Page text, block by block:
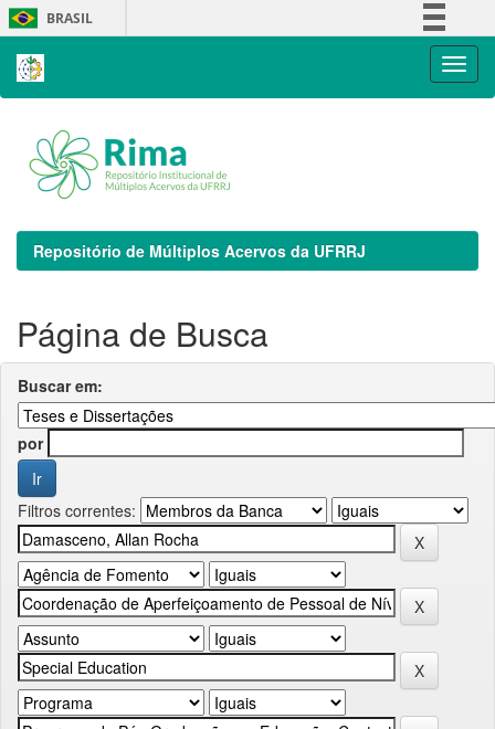
Skip
navigation
BRASIL
Repositório de Múltiplos Acervos da UFRRJ
Página de Busca
Buscar em:
por
Filtros correntes: